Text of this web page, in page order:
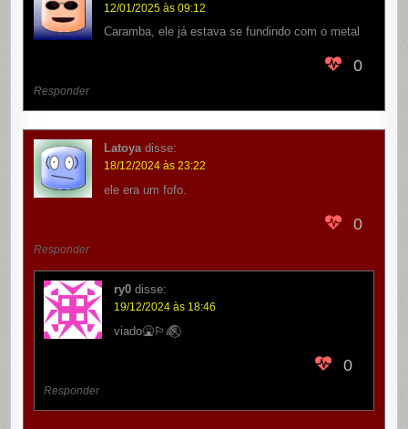
12/01/2025 às 09:12
Caramba, ele já estava se fundindo com o metal
0
Responder
Latoya disse:
18/12/2024 às 23:22
ele era um fofo.
0
Responder
ry0 disse:
19/12/2024 às 18:46
viado🤮🏳️‍🌈⃠
0
Responder